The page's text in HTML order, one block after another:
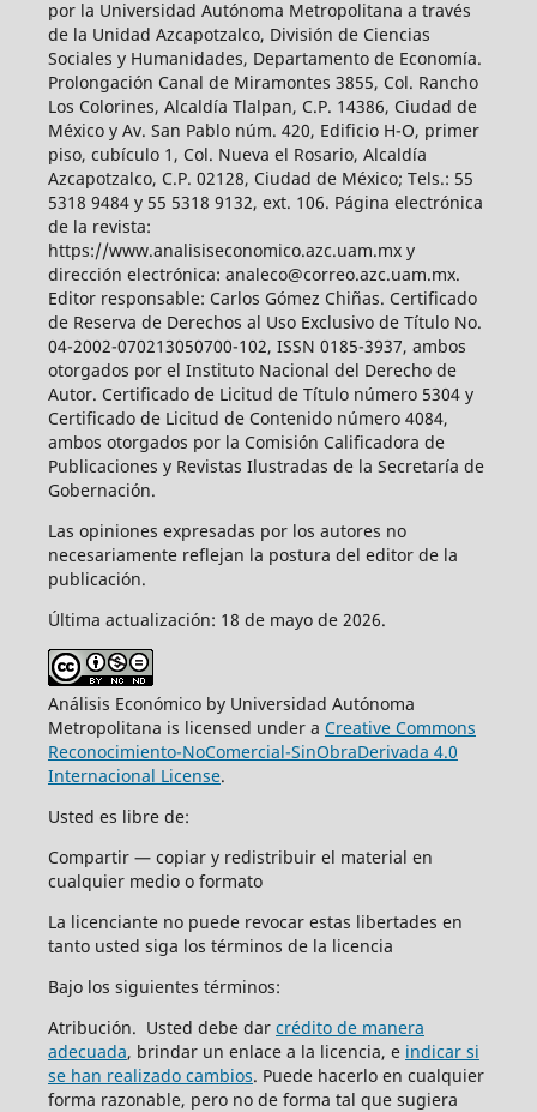
por la Universidad Autónoma Metropolitana a través
de la Unidad Azcapotzalco, División de Ciencias
Sociales y Humanidades, Departamento de Economía.
Prolongación Canal de Miramontes 3855, Col. Rancho
Los Colorines, Alcaldía Tlalpan, C.P. 14386, Ciudad de
México y Av. San Pablo núm. 420, Edificio H-O, primer
piso, cubículo 1, Col. Nueva el Rosario, Alcaldía
Azcapotzalco, C.P. 02128, Ciudad de México; Tels.: 55
5318 9484 y 55 5318 9132, ext. 106. Página electrónica
de la revista:
https://www.analisiseconomico.azc.uam.mx y
dirección electrónica: analeco@correo.azc.uam.mx.
Editor responsable: Carlos Gómez Chiñas. Certificado
de Reserva de Derechos al Uso Exclusivo de Título No.
04-2002-070213050700-102, ISSN 0185-3937, ambos
otorgados por el Instituto Nacional del Derecho de
Autor. Certificado de Licitud de Título número 5304 y
Certificado de Licitud de Contenido número 4084,
ambos otorgados por la Comisión Calificadora de
Publicaciones y Revistas Ilustradas de la Secretaría de
Gobernación.
Las opiniones expresadas por los autores no
necesariamente reflejan la postura del editor de la
publicación.
Última actualización: 18 de mayo de 2026.
Análisis Económico by Universidad Autónoma
Metropolitana is licensed under a Creative Commons
Reconocimiento-NoComercial-SinObraDerivada 4.0
Internacional License.
Usted es libre de:
Compartir — copiar y redistribuir el material en
cualquier medio o formato
La licenciante no puede revocar estas libertades en
tanto usted siga los términos de la licencia
Bajo los siguientes términos:
Atribución. Usted debe dar crédito de manera
adecuada, brindar un enlace a la licencia, e indicar si
se han realizado cambios. Puede hacerlo en cualquier
forma razonable, pero no de forma tal que sugiera